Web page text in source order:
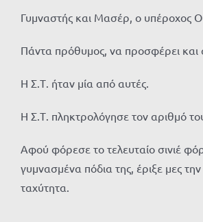
Γυμναστής και Μασέρ, ο υπέροχος
Πάντα πρόθυμος, να προσφέρει και
Η Σ.Τ. ήταν μία από αυτές.
Η Σ.Τ. πληκτρολόγησε τον αριθμό
Αφού φόρεσε το τελευταίο σινιέ
γυμνασμένα πόδια της, έριξε μες
ταχύτητα.